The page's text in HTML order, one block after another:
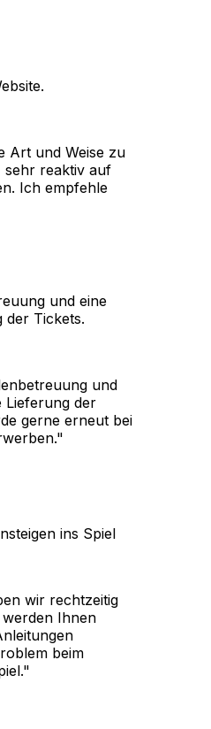
Art und Weise zu
sehr reaktiv auf
Ich empfehle
und eine
der Tickets.
und
Lieferung der
gerne erneut bei
ins Spiel
wir rechtzeitig
Ihnen
beim